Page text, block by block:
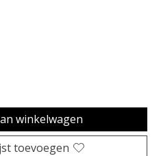
winkelwagen
toevoegen